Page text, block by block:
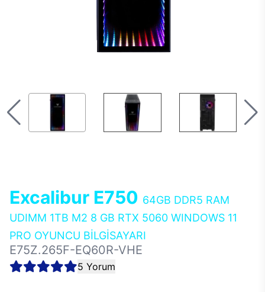
Excalibur E750 64GB DDR5 RAM
UDIMM 1TB M2 8 GB RTX 5060 WINDOWS 11
PRO OYUNCU BİLGİSAYARI
E75Z.265F-EQ60R-VHE
5 Yorum